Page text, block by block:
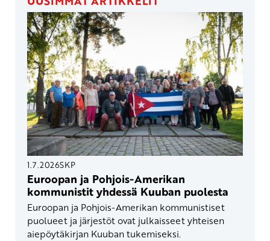
1.7.2026SKP
Euroopan ja Pohjois-Amerikan
kommunistit yhdessä Kuuban puolesta
Euroopan ja Pohjois-Amerikan kommunistiset
puolueet ja järjestöt ovat julkaisseet yhteisen
aiepöytäkirjan Kuuban tukemiseksi.